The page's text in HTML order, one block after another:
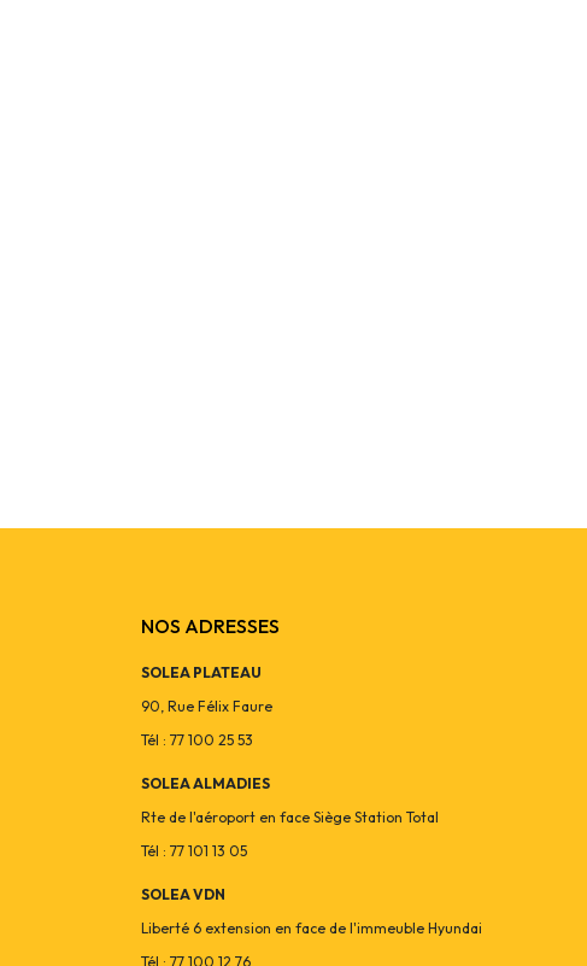
NOS ADRESSES
SOLEA PLATEAU
90, Rue Félix Faure
Tél : 77 100 25 53
SOLEA ALMADIES
Rte de l'aéroport en face Siège Station Total
Tél : 77 101 13 05
SOLEA VDN
Liberté 6 extension en face de l'immeuble Hyundai
Tél : 77 100 12 76